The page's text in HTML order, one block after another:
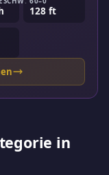
128 ft
in